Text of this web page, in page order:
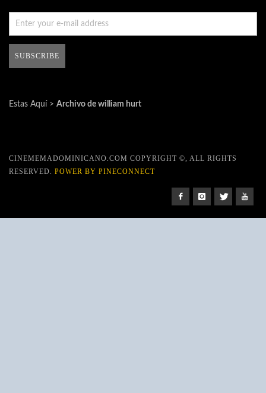
Estas Aquí > Archivo de william hurt
CINEMEMADOMINICANO.COM COPYRIGHT ©, ALL RIGHTS
RESERVED. POWER BY PINECONNECT